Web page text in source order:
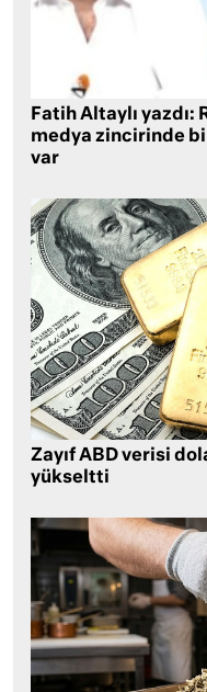
Fatih Altaylı
medya zincirinde
var
Zayıf ABD verisi
yükseltti